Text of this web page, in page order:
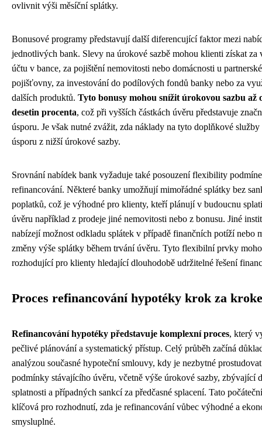
ovlivnit výši měsíční splátky.
Bonusové programy představují další diferencující faktor mezi
jednotlivých bank. Slevy na úrokové sazbě mohou klienti získat za
účtu v bance, za pojištění nemovitosti nebo domácnosti u partnerské
pojišťovny, za investování do podílových fondů banky nebo za
dalších produktů. Tyto bonusy mohou snížit úrokovou sazbu až
desetin procenta, což při vyšších částkách úvěru představuje
úsporu. Je však nutné zvážit, zda náklady na tyto doplňkové
úsporu z nižší úrokové sazby.
Srovnání nabídek bank vyžaduje také posouzení flexibility
refinancování. Některé banky umožňují mimořádné splátky bez
poplatků, což je výhodné pro klienty, kteří plánují v budoucnu
úvěru například z prodeje jiné nemovitosti nebo z bonusu. Jiné
nabízejí možnost odkladu splátek v případě finančních potíží nebo
změny výše splátky během trvání úvěru. Tyto flexibilní prvky
rozhodující pro klienty hledající dlouhodobě udržitelné řešení
Proces refinancování hypotéky krok za
Refinancování hypotéky představuje komplexní proces, který
pečlivé plánování a systematický přístup. Celý průběh začíná
analýzou současné hypoteční smlouvy, kdy je nezbytné
podmínky stávajícího úvěru, včetně výše úrokové sazby, zbývající
splatnosti a případných sankcí za předčasné splacení. Tato
klíčová pro rozhodnutí, zda je refinancování vůbec výhodné a
smysluplné.